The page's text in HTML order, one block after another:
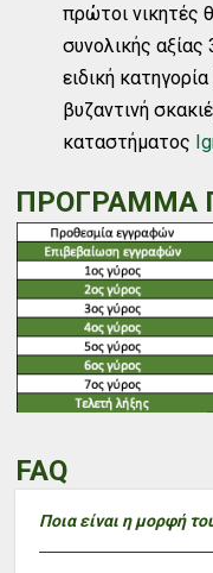
πρώτοι νικητές
συνολικής
ειδική
βυζαντινή
καταστήματος
ΠΡΟΓΡΑΜΜΑ
FAQ
Ποια είναι η μορφή